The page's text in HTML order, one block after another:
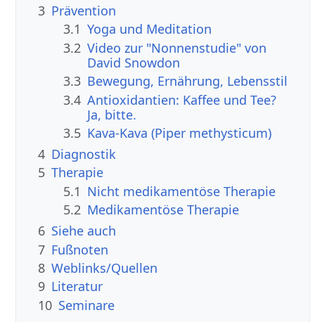
3 Prävention
3.1 Yoga und Meditation
3.2 Video zur "Nonnenstudie" von
David Snowdon
3.3 Bewegung, Ernährung, Lebensstil
3.4 Antioxidantien: Kaffee und Tee?
Ja, bitte.
3.5 Kava-Kava (Piper methysticum)
4 Diagnostik
5 Therapie
5.1 Nicht medikamentöse Therapie
5.2 Medikamentöse Therapie
6 Siehe auch
7 Fußnoten
8 Weblinks/Quellen
9 Literatur
10 Seminare